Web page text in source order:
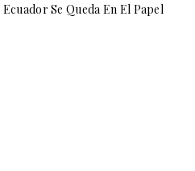
Se Queda En El Papel